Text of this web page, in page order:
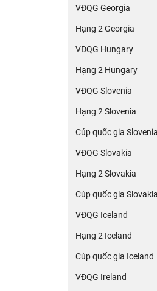
VĐQG Georgia
Hạng 2 Georgia
VĐQG Hungary
Hạng 2 Hungary
VĐQG Slovenia
Hạng 2 Slovenia
Cúp quốc gia Slovenia
VĐQG Slovakia
Hạng 2 Slovakia
Cúp quốc gia Slovakia
VĐQG Iceland
Hạng 2 Iceland
Cúp quốc gia Iceland
VĐQG Ireland